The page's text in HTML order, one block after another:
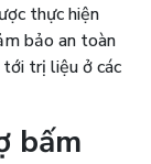
thực hiện
bảo an toàn
tới trị liệu ở các
bấm